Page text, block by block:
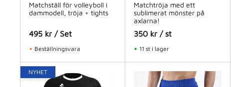
Matchställ för volleyboll i
dammodell, tröja + tights
495kr / Set
Beställningsvara
Matchtröja med ett
sublimerat mönster på
axlarna!
350 kr /st
11 st i lager
NYHET